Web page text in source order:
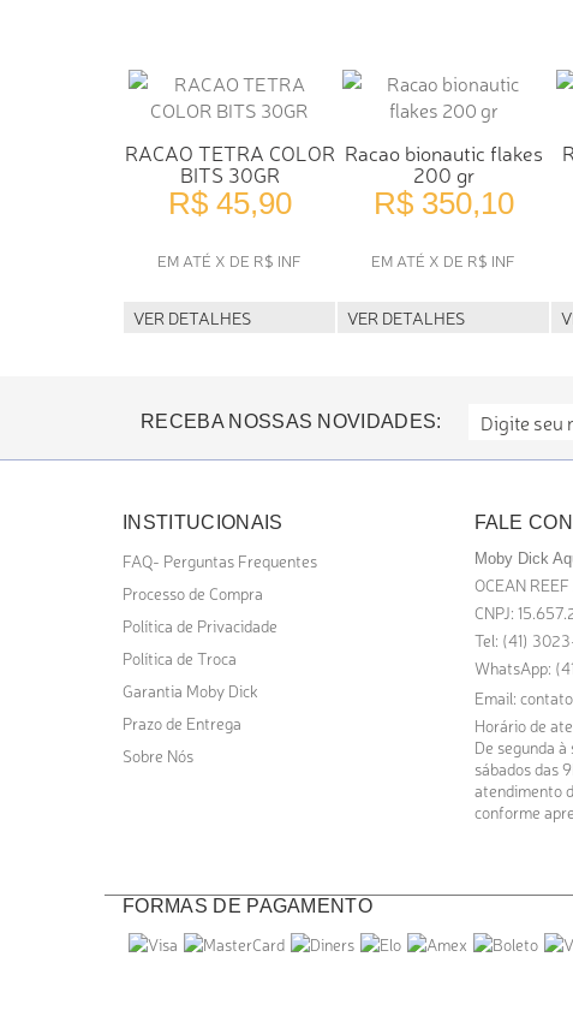
RACAO TETRA COLOR
BITS 30GR
R$ 45,90
EM ATÉ X DE R$ INF
VER DETALHES
Racao bionautic flakes
200 gr
R$ 350,10
EM ATÉ X DE R$ INF
VER DETALHES
RECEBA NOSSAS NOVIDADES:
INSTITUCIONAIS
FAQ- Perguntas Frequentes
Processo de Compra
Política de Privacidade
Política de Troca
Garantia Moby Dick
Prazo de Entrega
Sobre Nós
FALE
Moby Dick
OCEAN
CNPJ:
Tel: (41)
WhatsApp:
Email:
Horário de
De segunda à
sábados das
atendimento
conforme
FORMAS DE PAGAMENTO